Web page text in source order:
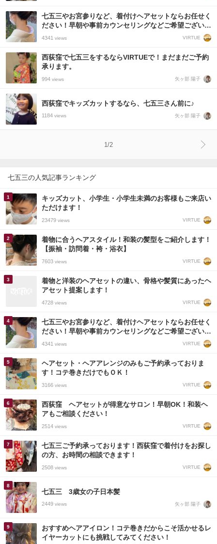
七五三やお宮参りなど、着付けヘアセットならお任せく
ださい！早朝や事前カウンセリングなどご希望ございま
したらご相談できます！
4341 views VIRTUE
西荻窪で七五三をするならVIRTUEで！まだまだご予約
承ります。
994 views 矢ヶ部 陽子
西荻窪でキッズカットするなら、七五三さん前に♪
1184 views 矢ヶ部 陽子
1/2
七五三の人気記事ランキング
キッズカット、小学生・小学生未満のお客様もご来店い
ただけます！
23479 views VIRTUE
着物に合うヘアスタイル！和装の髪型をご紹介します！
【振袖・訪問着・袴・浴衣】
7603 views VIRTUE
着物と洋装のヘアセットの違い、骨格や髪質にあったヘ
アセット提案します！
4728 views VIRTUE
七五三やお宮参りなど、着付けヘアセットならお任せく
ださい！早朝や事前カウンセリングなどご希望ございま
したらご相談できます！
4341 views VIRTUE
ヘアセット・ヘアアレンジのみもご予約承っておりま
す！コテ巻きだけでもＯＫ！
3166 views VIRTUE
西荻窪 ヘアセットが得意なサロン！早朝OK！和装ヘ
アもご相談ください！
2514 views VIRTUE
七五三ご予約承っております！西荻窪で着付けをお探し
の方、お時間の相談できます！
2508 views VIRTUE
七五三 3歳女の子日本髪
2449 views 矢ヶ部 陽子
おすすめヘアアイロン！コテ巻きだからこそ活かせるレ
イヤーカットにも挑戦してみてください！